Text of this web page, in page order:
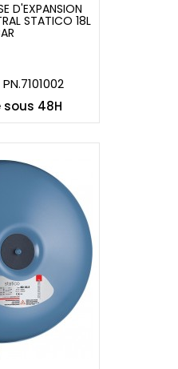
D'EXPANSION
D'EXPANSION
STATICO 18L
sous 48H